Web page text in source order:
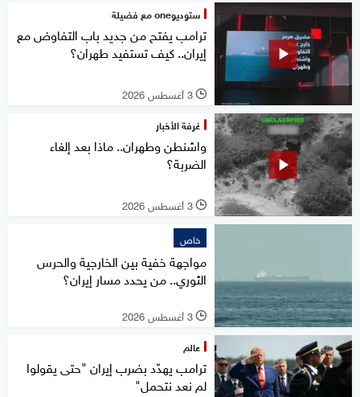
ستوديوone مع فضيلة
ترامب يفتح من جديد باب التفاوض مع
إيران.. كيف تستفيد طهران؟
l 3 أغسطس 2026
غرفة الأخبار
واشنطن وطهران.. ماذا بعد إلغاء
الضربة؟
l 3 أغسطس 2026
خاص
مواجهة خفية بين الخارجية والحرس
الثوري.. من يحدد مسار إيران؟
l 3 أغسطس 2026
عالم
ترامب يهدّد بضرب إيران "حتى يقولوا
لم نعد نتحمل"